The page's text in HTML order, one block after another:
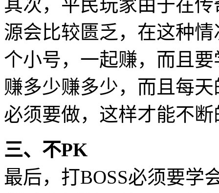
其次，平民玩家由于在
源会比较匮乏，在这种
个小号，一起赚，而且
赚多少赚多少，而且每
必须要做，这样才能不
三、不PK
最后，打BOSS必须要学